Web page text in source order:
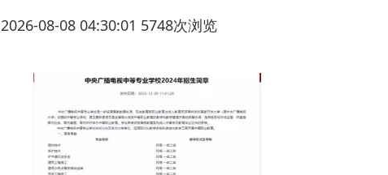
2026-08-08 04:30:01 5748次浏览